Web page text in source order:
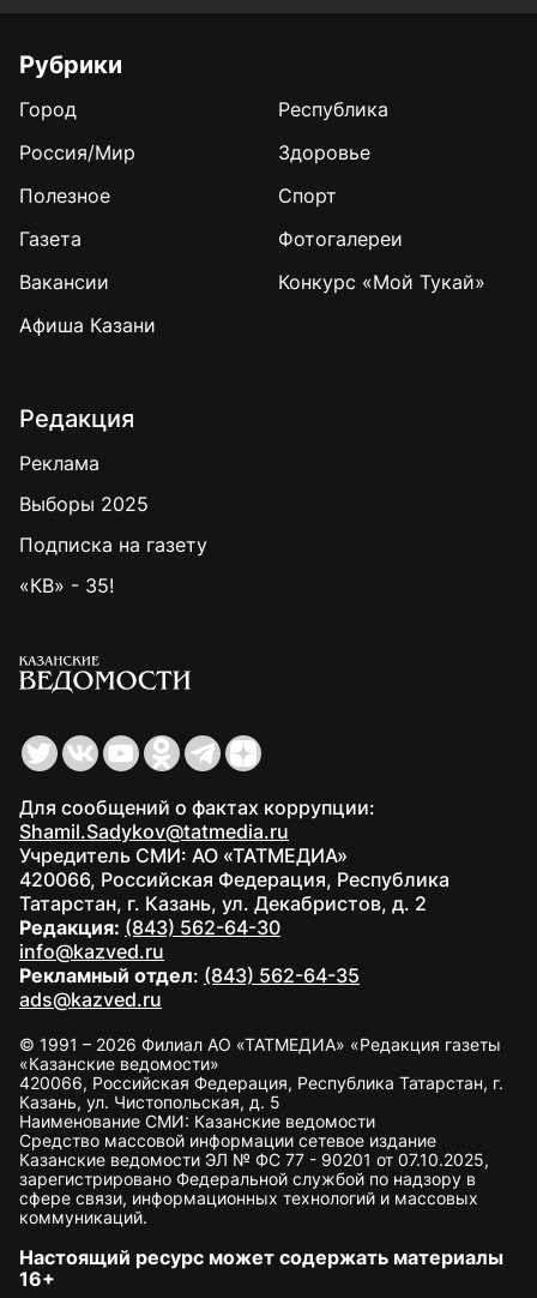
Рубрики
Город
Республика
Россия/Мир
Здоровье
Полезное
Спорт
Газета
Фотогалереи
Вакансии
Конкурс «Мой Тукай»
Афиша Казани
Редакция
Реклама
Выборы 2025
Подписка на газету
«КВ» - 35!
Для сообщений о фактах коррупции:
Shamil.Sadykov@tatmedia.ru
Учредитель СМИ: АО «ТАТМЕДИА»
420066, Российская Федерация, Республика
Татарстан, г. Казань, ул. Декабристов, д. 2
Редакция: (843) 562-64-30
info@kazved.ru
Рекламный отдел: (843) 562-64-35
ads@kazved.ru
© 1991 – 2026 Филиал АО «ТАТМЕДИА» «Редакция газеты
«Казанские ведомости»
420066, Российская Федерация, Республика Татарстан, г.
Казань, ул. Чистопольская, д. 5
Наименование СМИ: Казанские ведомости
Средство массовой информации сетевое издание
Казанские ведомости ЭЛ № ФС 77 - 90201 от 07.10.2025,
зарегистрировано Федеральной службой по надзору в
сфере связи, информационных технологий и массовых
коммуникаций.
Настоящий ресурс может содержать материалы
16+